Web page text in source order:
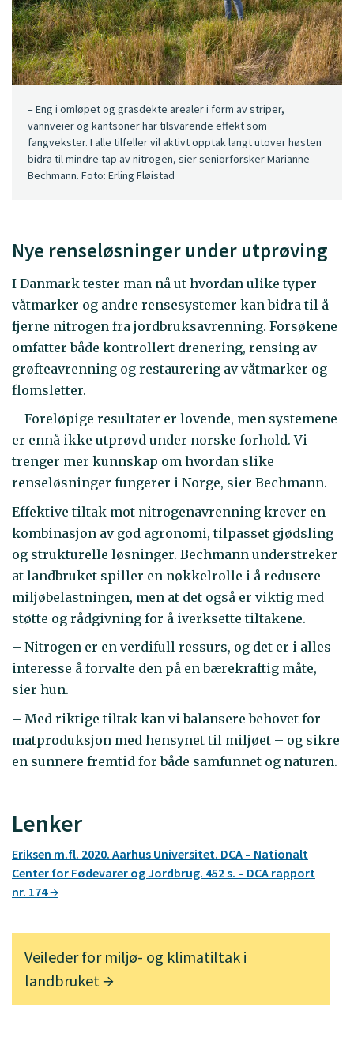
– Eng i omløpet og grasdekte arealer i form av striper,
vannveier og kantsoner har tilsvarende effekt som
fangvekster. I alle tilfeller vil aktivt opptak langt utover høsten
bidra til mindre tap av nitrogen, sier seniorforsker Marianne
Bechmann. Foto: Erling Fløistad
Nye renseløsninger under utprøving
I Danmark tester man nå ut hvordan ulike typer
våtmarker og andre rensesystemer kan bidra til å
fjerne nitrogen fra jordbruksavrenning. Forsøkene
omfatter både kontrollert drenering, rensing av
grøfteavrenning og restaurering av våtmarker og
flomsletter.
– Foreløpige resultater er lovende, men systemene
er ennå ikke utprøvd under norske forhold. Vi
trenger mer kunnskap om hvordan slike
renseløsninger fungerer i Norge, sier Bechmann.
Effektive tiltak mot nitrogenavrenning krever en
kombinasjon av god agronomi, tilpasset gjødsling
og strukturelle løsninger. Bechmann understreker
at landbruket spiller en nøkkelrolle i å redusere
miljøbelastningen, men at det også er viktig med
støtte og rådgivning for å iverksette tiltakene.
– Nitrogen er en verdifull ressurs, og det er i alles
interesse å forvalte den på en bærekraftig måte,
sier hun.
– Med riktige tiltak kan vi balansere behovet for
matproduksjon med hensynet til miljøet – og sikre
en sunnere fremtid for både samfunnet og naturen.
Lenker
Eriksen m.fl. 2020. Aarhus Universitet. DCA – Nationalt
Center for Fødevarer og Jordbrug. 452 s. – DCA rapport
nr. 174
Veileder for miljø- og klimatiltak i
landbruket